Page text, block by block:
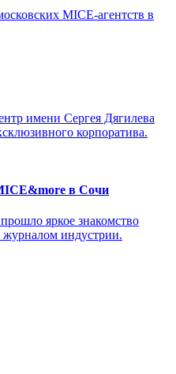
MICE-агентств в
имени Сергея Дягилева
корпоратива.
в Сочи
яркое знакомство
индустрии.